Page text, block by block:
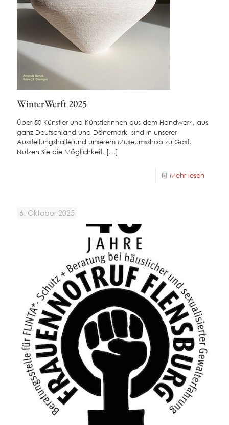
WinterWerft 2025
Über 50 Künstler und Künstlerinnen aus dem Handwerk, aus
ganz Deutschland und Dänemark, sind in unserer
Ausstellungshalle und unserem Museumsshop zu Gast.
Nutzen Sie die Möglichkeit, […]
Mehr lesen
6. Oktober 2025